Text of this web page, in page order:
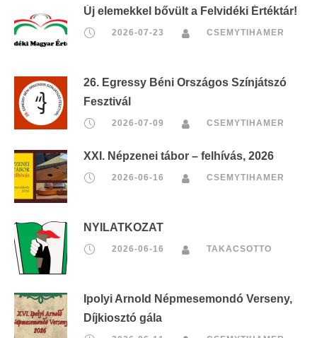
Új elemekkel bővült a Felvidéki Értéktár!
2026-07-23 CSEMYTIHAMER
26. Egressy Béni Országos Színjátszó
Fesztivál
2026-07-09 CSEMYTIHAMER
XXI. Népzenei tábor – felhívás, 2026
2026-06-16 CSEMYTIHAMER
NYILATKOZAT
2026-06-16 TAKACSOTTO
Ipolyi Arnold Népmesemondó Verseny,
Díjkiosztó gála